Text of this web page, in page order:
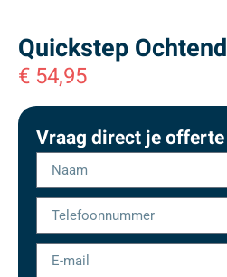
Quickstep
€ 54,95
Vraag direct je offerte